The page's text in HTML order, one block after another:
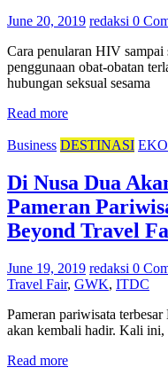
June 20, 2019 redaksi 0
Cara penularan HIV sampai
penggunaan obat-obatan
hubungan seksual sesama
Read more
Business DESTINASI
Di Nusa Dua
Pameran
Beyond Travel
June 19, 2019 redaksi 0
Travel Fair, GWK, ITDC
Pameran pariwisata
akan kembali hadir. Kali ini,
Read more